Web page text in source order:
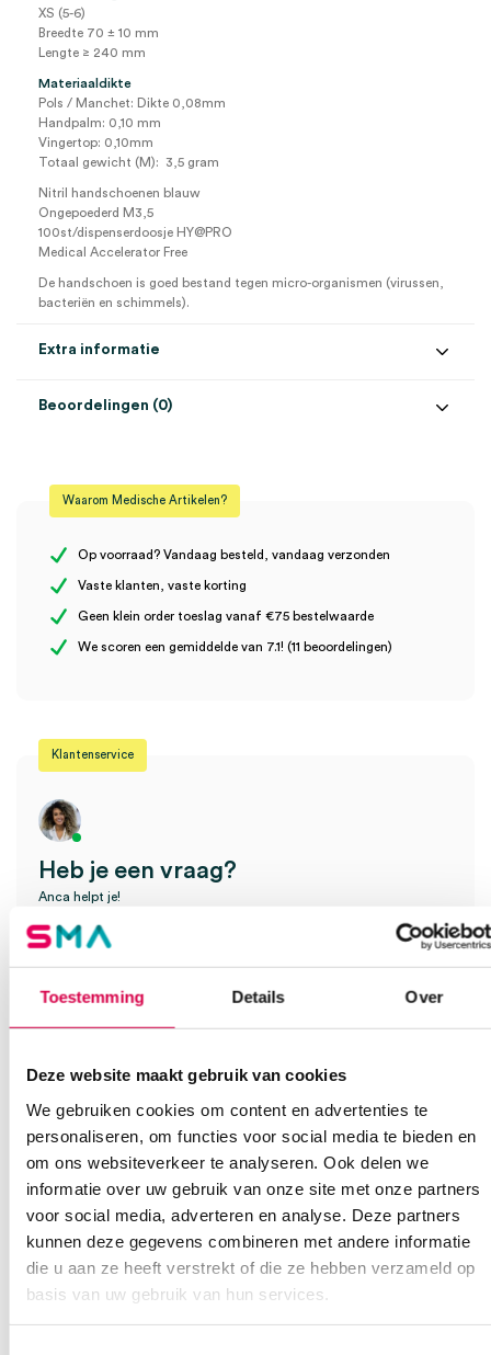
Toestemming Details Over
Deze website maakt gebruik van cookies
We gebruiken cookies om content en advertenties te
personaliseren, om functies voor social media te bieden en
om ons websiteverkeer te analyseren. Ook delen we
informatie over uw gebruik van onze site met onze partners
voor social media, adverteren en analyse. Deze partners
kunnen deze gegevens combineren met andere informatie
die u aan ze heeft verstrekt of die ze hebben verzameld op
basis van uw gebruik van hun services.
XS (5-6)
Breedte 70 ± 10 mm
Lengte ≥ 240 mm
Materiaaldikte
Pols / Manchet: Dikte 0,08mm
Handpalm: 0,10 mm
Vingertop: 0,10mm
Totaal gewicht (M): 3,5 gram
Nitril handschoenen blauw
Ongepoederd M3,5
100st/dispenserdoosje HY@PRO
Medical Accelerator Free
De handschoen is goed bestand tegen micro-organismen (virussen,
bacteriën en schimmels).
Extra informatie
Kleur blauw
Maat
Materiaal nitril
Beoordelingen (0)
Er zijn nog geen beoordelingen.
(100)” te beoordelen
Waarom Medische Artikelen?
Op voorraad? Vandaag besteld, vandaag verzonden
Vaste klanten, vaste korting
Geen klein order toeslag vanaf €75 bestelwaarde
We scoren een gemiddelde van 7.1! (11 beoordelingen)
Klantenservice
Heb je een vraag?
Anca helpt je!
Vind je antwoord snel en makkelijk op onze klantenservice pagina.
Of contacteer ons via een van de onderstaande opties.
Onze klantenservice is bereikbaar van maandag t/m vrijdag van
Bel Anca E-mail Anca Contactformulier
Ook interessant